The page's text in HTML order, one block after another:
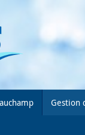
Gestion